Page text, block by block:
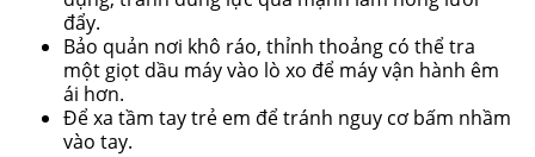
đẩy.
Bảo quản nơi khô ráo, thỉnh thoảng có thể tra
một giọt dầu máy vào lò xo để máy vận hành êm
ái hơn.
Để xa tầm tay trẻ em để tránh nguy cơ bấm nhầm
vào tay.